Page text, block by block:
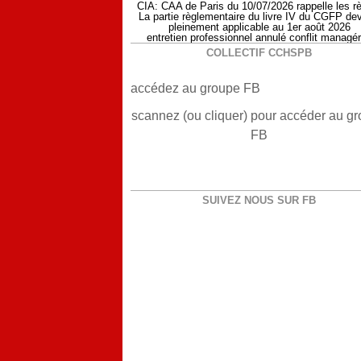
CIA: CAA de Paris du 10/07/2026 rappelle les
La partie règlementaire du livre IV du CGFP
pleinement applicable au 1er août 2026
entretien professionnel annulé conflit
COLLECTIF CCHSPB
accédez au groupe FB
scannez (ou cliquer) pour accéder au
FB
SUIVEZ NOUS SUR FB